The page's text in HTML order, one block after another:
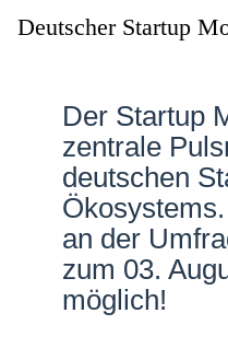
Innovationsfelder
Netzwerke
Deutscher Startup
Der Startup
zentrale
deutschen
an der
zum 03.
möglich!